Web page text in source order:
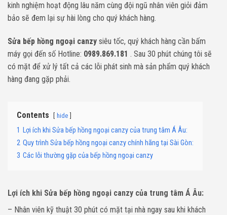
kinh nghiệm hoạt động lâu năm cùng đội ngũ nhân viên giỏi đảm
bảo sẽ đem lại sự hài lòng cho quý khách hàng.
Sửa bếp hồng ngoại canzy siêu tốc, quý khách hàng cần bấm
máy gọi đến số Hotline: 0989.869.181 . Sau 30 phút chúng tôi sẽ
có mặt để xử lý tất cả các lỗi phát sinh mà sản phẩm quý khách
hàng đang gặp phải.
Contents hide
1 Lợi ích khi Sửa bếp hồng ngoại canzy của trung tâm Á Âu:
2 Quy trình Sửa bếp hồng ngoại canzy chính hãng tại Sài Gòn:
3 Các lỗi thường gặp của bếp hồng ngoại canzy
Lợi ích khi Sửa bếp hồng ngoại canzy của trung tâm Á Âu:
– Nhân viên kỹ thuật 30 phút có mặt tại nhà ngay sau khi khách